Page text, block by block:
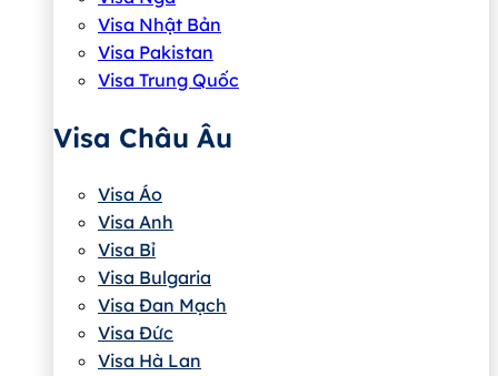
Visa Nhật Bản
Visa Pakistan
Visa Trung Quốc
Visa Châu Âu
Visa Áo
Visa Anh
Visa Bỉ
Visa Bulgaria
Visa Đan Mạch
Visa Đức
Visa Hà Lan